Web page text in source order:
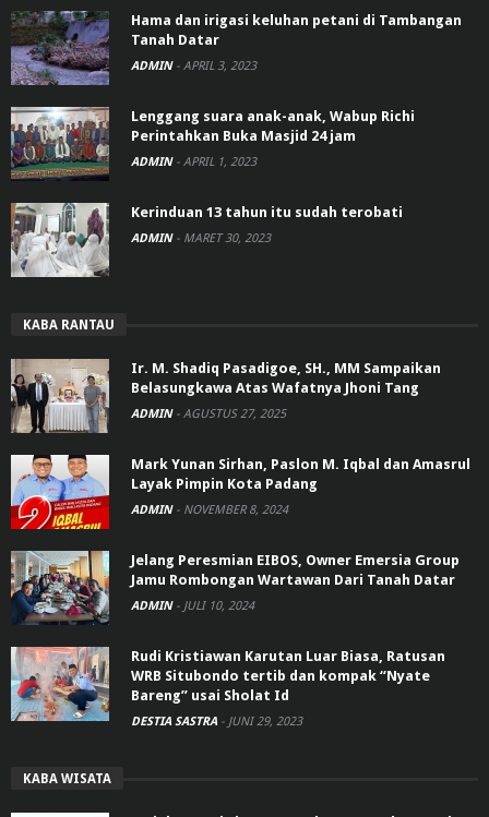
Hama dan irigasi keluhan petani di Tambangan
Tanah Datar
ADMIN - APRIL 3, 2023
Lenggang suara anak-anak, Wabup Richi
Perintahkan Buka Masjid 24 jam
ADMIN - APRIL 1, 2023
Kerinduan 13 tahun itu sudah terobati
ADMIN - MARET 30, 2023
KABA RANTAU
Ir. M. Shadiq Pasadigoe, SH., MM Sampaikan
Belasungkawa Atas Wafatnya Jhoni Tang
ADMIN - AGUSTUS 27, 2025
Mark Yunan Sirhan, Paslon M. Iqbal dan Amasrul
Layak Pimpin Kota Padang
ADMIN - NOVEMBER 8, 2024
Jelang Peresmian EIBOS, Owner Emersia Group
Jamu Rombongan Wartawan Dari Tanah Datar
ADMIN - JULI 10, 2024
Rudi Kristiawan Karutan Luar Biasa, Ratusan
WRB Situbondo tertib dan kompak “Nyate
Bareng” usai Sholat Id
DESTIA SASTRA - JUNI 29, 2023
KABA WISATA